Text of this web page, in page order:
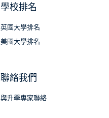
學校排名
英國大學排名
美國大學排名
聯絡我們
與升學專家聯絡